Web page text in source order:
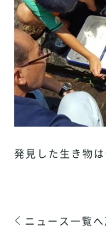
発見した生き物
ニュース一覧へ